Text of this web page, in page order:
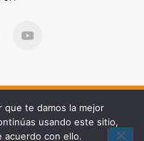
Latino Salgueiro, 1, 36380
and Brand
que te damos la mejor
usando este sitio,
acuerdo con ello.